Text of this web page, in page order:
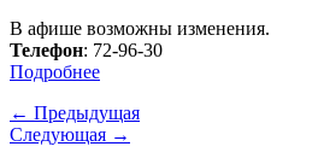
В афише возможны изменения.
Телефон: 72-96-30
Подробнее
← Предыдущая
Следующая →